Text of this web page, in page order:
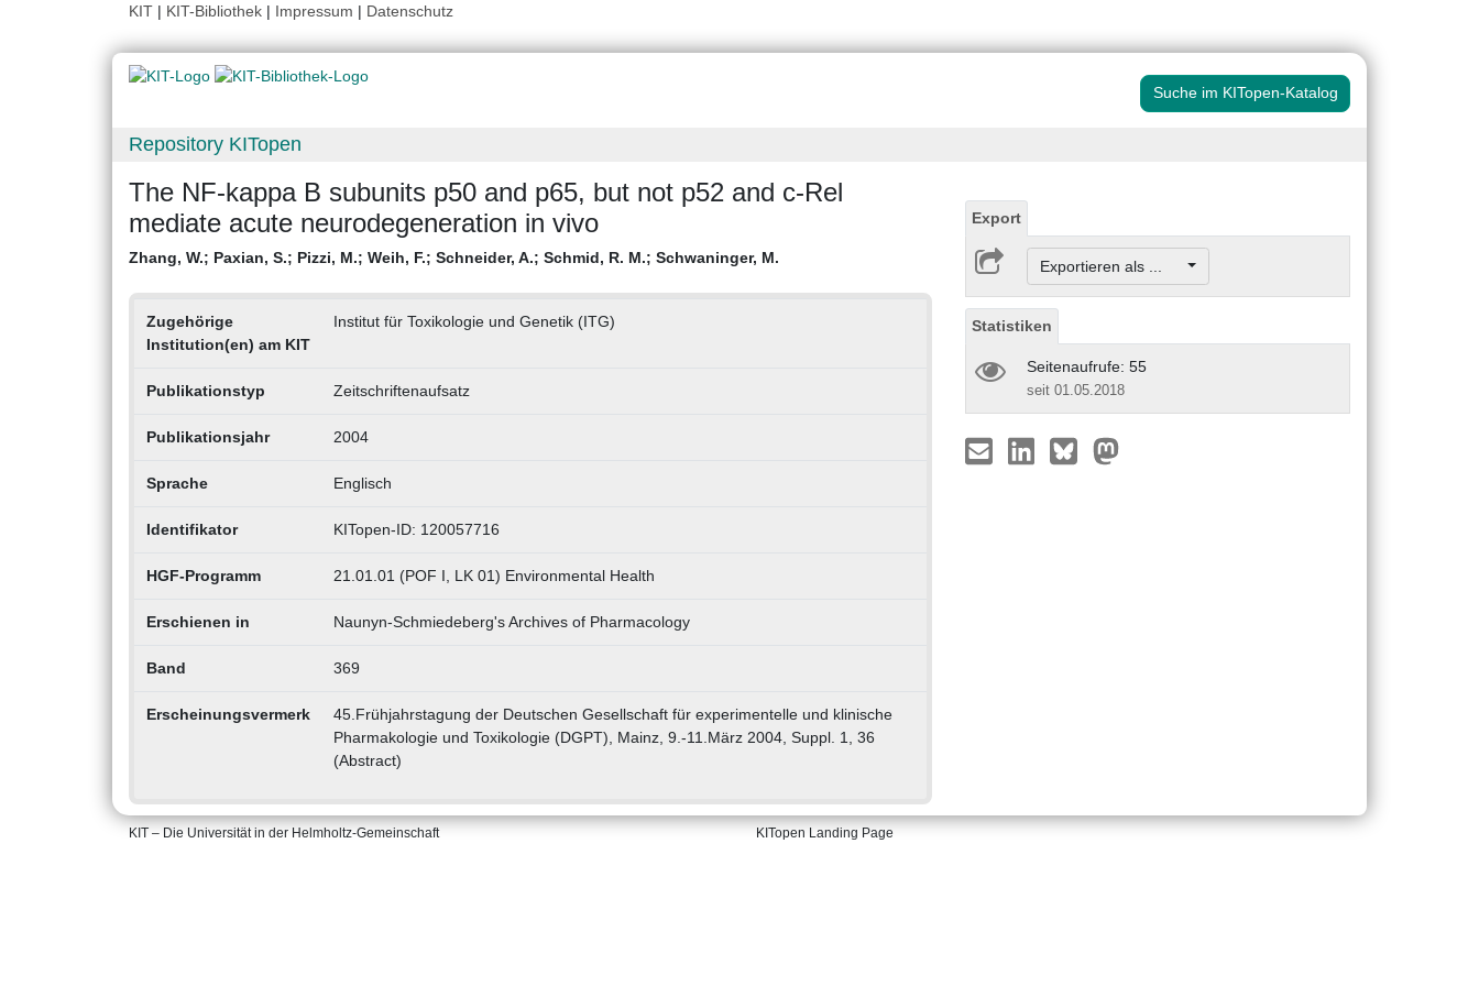
KIT | KIT-Bibliothek | Impressum | Datenschutz
Suche im KITopen-Katalog
Repository KITopen
The NF-kappa B subunits p50 and p65, but not p52 and c-Rel
mediate acute neurodegeneration in vivo
Zhang, W.; Paxian, S.; Pizzi, M.; Weih, F.; Schneider, A.; Schmid, R. M.; Schwaninger, M.
Zugehörige
Institution(en) am KIT
Institut für Toxikologie und Genetik (ITG)
Publikationstyp Zeitschriftenaufsatz
Publikationsjahr 2004
Sprache Englisch
Identifikator KITopen-ID: 120057716
HGF-Programm 21.01.01 (POF I, LK 01) Environmental Health
Erschienen in Naunyn-Schmiedeberg's Archives of Pharmacology
Band 369
Erscheinungsvermerk
45.Frühjahrstagung der Deutschen Gesellschaft für experimentelle und klinische
Pharmakologie und Toxikologie (DGPT), Mainz, 9.-11.März 2004, Suppl. 1, 36
(Abstract)
Export
Exportieren als ...
Statistiken
Seitenaufrufe: 55
seit 01.05.2018
KIT – Die Universität in der Helmholtz-Gemeinschaft KITopen Landing Page